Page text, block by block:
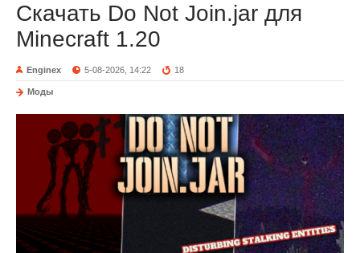
Скачать Do Not Join.jar для
Minecraft 1.20
Enginex 5-08-2026, 14:22 18
Моды